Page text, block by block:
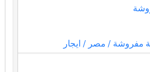
مفروشة / مصر / ايجار